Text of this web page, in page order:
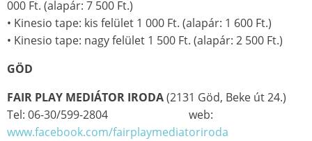
000 Ft. (alapár: 7 500 Ft.)
• Kinesio tape: kis felület 1 000 Ft. (alapár: 1 600 Ft.)
• Kinesio tape: nagy felület 1 500 Ft. (alapár: 2 500 Ft.)
GÖD
FAIR PLAY MEDIÁTOR IRODA(2131 Göd, Beke út 24.)
Tel: 06-30/599-2804 web:
www.facebook.com/fairplaymediatoriroda